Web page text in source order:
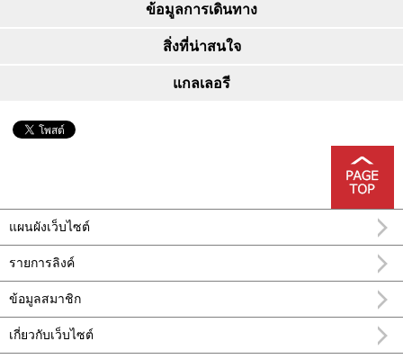
ข้อมูลการเดินทาง
สิ่งที่น่าสนใจ
แกลเลอรี
แผนผังเว็บไซต์
รายการลิงค์
ข้อมูลสมาชิก
เกี่ยวกับเว็บไซต์